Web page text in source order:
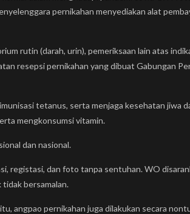
pernikahan menyediakan alat
rutin (darah, urin), pemeriksaan lain atas
resepsi pernikahan yang dibuat Gabungan
tetanus, serta menjaga kesehatan jiwa
mengkonsumsi vitamin.
dan nasional.
registasi, dan foto tanpa sentuhan. WO
bersamalan.
angpao pernikahan juga dilakukan secara